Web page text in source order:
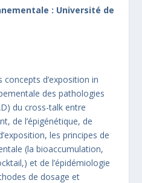
: Université de
concepts d’exposition in
des pathologies
du cross-talk entre
de l’épigénétique, de
les principes de
(la bioaccumulation,
et de l’épidémiologie
de dosage et